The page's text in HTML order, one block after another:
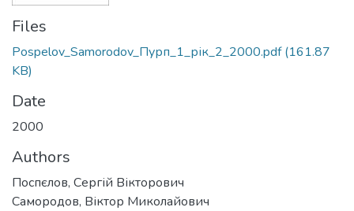
Files
Pospelov_Samorodov_Пурп_1_рік_2_2000.pdf(161.87
KB)
Date
2000
Authors
Поспєлов, Сергій Вікторович
Самородов, Віктор Миколайович